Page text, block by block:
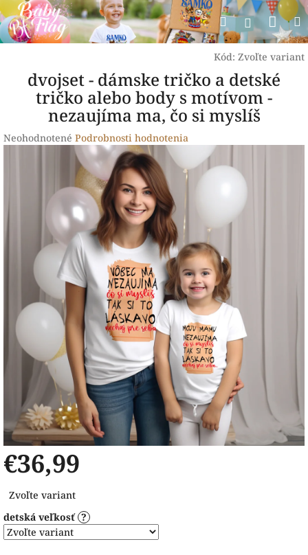
Prejsť
na
obsah
Hľadať
Kód: Zvoľte variant
dvojset - dámske tričko a detské
tričko alebo body s motívom -
nezaujíma ma, čo si myslíš
Priemerné
5
hviezdičiek.
Neohodnotené Podrobnosti hodnotenia
€36,99
cena:
Zvoľte variant
detská veľkosť ?